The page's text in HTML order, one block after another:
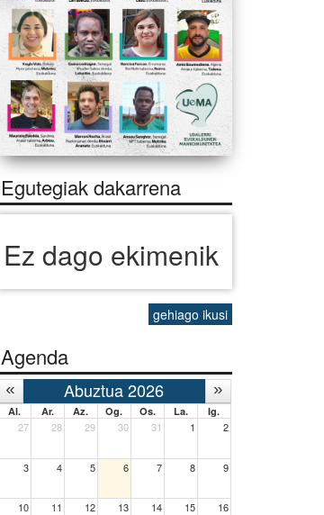
Egutegiak dakarrena
Ez dago ekimenik
gehiago ikusi
Agenda
Abuztua 2026
Al. Ar. Az. Og. Os. La. Ig.
27 28 29 30 31 1 2
3 4 5 6 7 8 9
10 11 12 13 14 15 16